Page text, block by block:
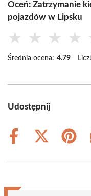
Oceń: Zatrzymanie
pojazdów w Lipsku
★ ★ ★ ★
Średnia ocena: 4.79
Udostępnij
Share
Share
(Twitter)
Share